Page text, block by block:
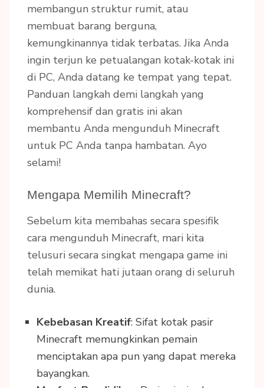
membangun struktur rumit, atau
membuat barang berguna,
kemungkinannya tidak terbatas. Jika Anda
ingin terjun ke petualangan kotak-kotak ini
di PC, Anda datang ke tempat yang tepat.
Panduan langkah demi langkah yang
komprehensif dan gratis ini akan
membantu Anda mengunduh Minecraft
untuk PC Anda tanpa hambatan. Ayo
selami!
Mengapa Memilih Minecraft?
Sebelum kita membahas secara spesifik
cara mengunduh Minecraft, mari kita
telusuri secara singkat mengapa game ini
telah memikat hati jutaan orang di seluruh
dunia.
Kebebasan Kreatif: Sifat kotak pasir
Minecraft memungkinkan pemain
menciptakan apa pun yang dapat mereka
bayangkan.